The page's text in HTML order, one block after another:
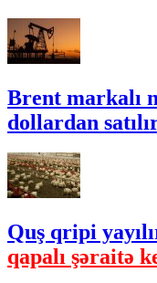
Brent markalı
dollardan
Quş qripi
qapalı şəraitə